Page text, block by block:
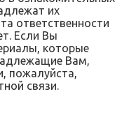
их
ответственности
Если Вы
которые
Вам,
пожалуйста,
связи.